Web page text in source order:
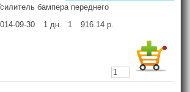
бампера переднего
09-30
1 дн. 1 916.14 р.